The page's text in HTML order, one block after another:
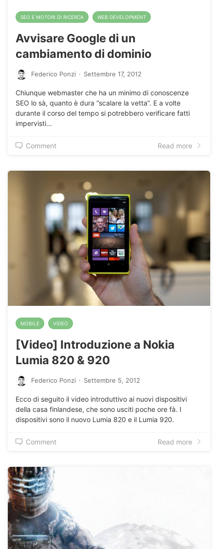
SEO E MOTORI DI RICERCA WEB DEVELOPMENT
Avvisare Google di un
cambiamento di dominio
Federico Ponzi · Settembre 17, 2012
Chiunque webmaster che ha un minimo di conoscenze
SEO lo sà, quanto è dura “scalare la vetta”. E a volte
durante il corso del tempo si potrebbero verificare fatti
impervisti…
Comment Read more
MOBILE VIDEO
[Video] Introduzione a Nokia
Lumia 820 & 920
Federico Ponzi · Settembre 5, 2012
Ecco di seguito il video introduttivo ai nuovi dispositivi
della casa finlandese, che sono usciti poche ore fà. I
dispositivi sono il nuovo Lumia 820 e il Lumia 920.
Comment Read more